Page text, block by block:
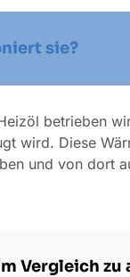
sie?
betrieben
wird. Diese
und von dort
Vergleich zu